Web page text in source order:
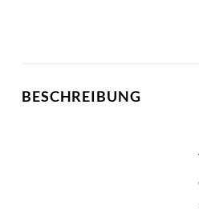
BESCHREIBUNG